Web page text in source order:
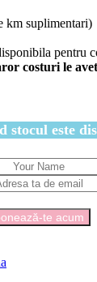
km suplimentari)
pentru
costuri le
stocul este